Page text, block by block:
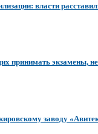
власти
принимать экзамены,
заводу